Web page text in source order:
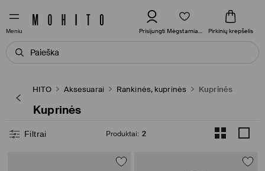
Meniu Prisijungti Pirkinių krepšelis
MOHITO Aksesuarai Rankinės, kuprinės Kuprinės
Kuprinės
Filtrai Produktai: 2